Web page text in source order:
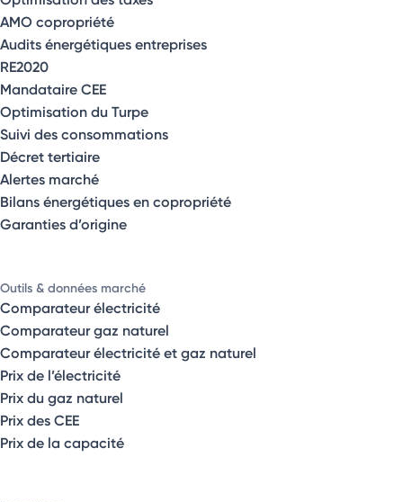
AMO copropriété
Audits énergétiques entreprises
RE2020
Mandataire CEE
Optimisation du Turpe
Suivi des consommations
Décret tertiaire
Alertes marché
Bilans énergétiques en copropriété
Garanties d’origine
Outils & données marché
Comparateur électricité
Comparateur gaz naturel
Comparateur électricité et gaz naturel
Prix de l’électricité
Prix du gaz naturel
Prix des CEE
Prix de la capacité